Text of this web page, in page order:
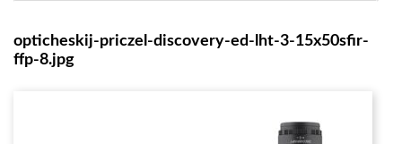
opticheskij-priczel-discovery-ed-lht-3-15x50sfir-
ffp-8.jpg